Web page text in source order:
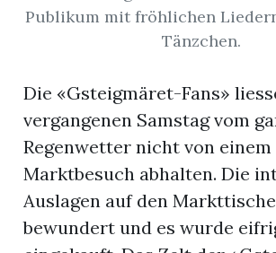
Publikum mit fröhlichen
Tänzchen.
Die «Gsteigmäret-Fans»
vergangenen Samstag vom
Regenwetter nicht von einem
Marktbesuch abhalten. Die
Auslagen auf den
bewundert und es wurde